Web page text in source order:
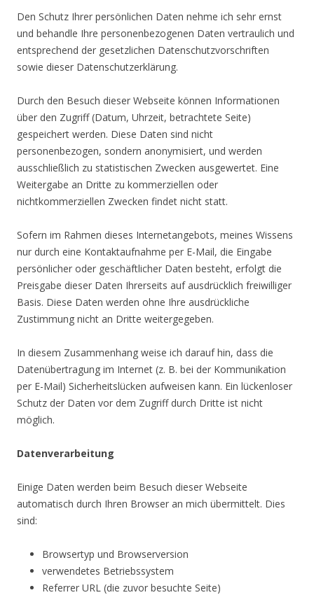
Den Schutz Ihrer persönlichen Daten nehme ich sehr ernst
und behandle Ihre personenbezogenen Daten vertraulich und
entsprechend der gesetzlichen Datenschutzvorschriften
sowie dieser Datenschutzerklärung.
Durch den Besuch dieser Webseite können Informationen
über den Zugriff (Datum, Uhrzeit, betrachtete Seite)
gespeichert werden. Diese Daten sind nicht
personenbezogen, sondern anonymisiert, und werden
ausschließlich zu statistischen Zwecken ausgewertet. Eine
Weitergabe an Dritte zu kommerziellen oder
nichtkommerziellen Zwecken findet nicht statt.
Sofern im Rahmen dieses Internetangebots, meines Wissens
nur durch eine Kontaktaufnahme per E-Mail, die Eingabe
persönlicher oder geschäftlicher Daten besteht, erfolgt die
Preisgabe dieser Daten Ihrerseits auf ausdrücklich freiwilliger
Basis. Diese Daten werden ohne Ihre ausdrückliche
Zustimmung nicht an Dritte weitergegeben.
In diesem Zusammenhang weise ich darauf hin, dass die
Datenübertragung im Internet (z. B. bei der Kommunikation
per E-Mail) Sicherheitslücken aufweisen kann. Ein lückenloser
Schutz der Daten vor dem Zugriff durch Dritte ist nicht
möglich.
Datenverarbeitung
Einige Daten werden beim Besuch dieser Webseite
automatisch durch Ihren Browser an mich übermittelt. Dies
sind:
Browsertyp und Browserversion
verwendetes Betriebssystem
Referrer URL (die zuvor besuchte Seite)